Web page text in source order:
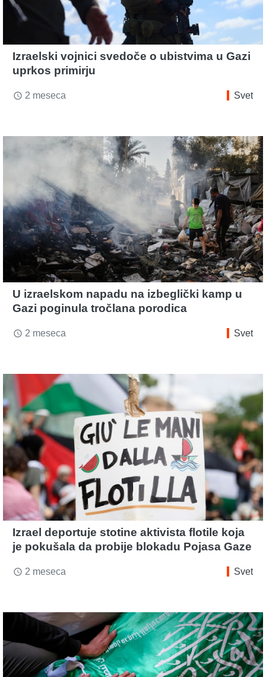
Izraelski vojnici svedoče o ubistvima u Gazi
uprkos primirju
access_time 2 meseca Svet
U izraelskom napadu na izbeglički kamp u
Gazi poginula tročlana porodica
access_time 2 meseca Svet
Izrael deportuje stotine aktivista flotile koja
je pokušala da probije blokadu Pojasa Gaze
access_time 2 meseca Svet